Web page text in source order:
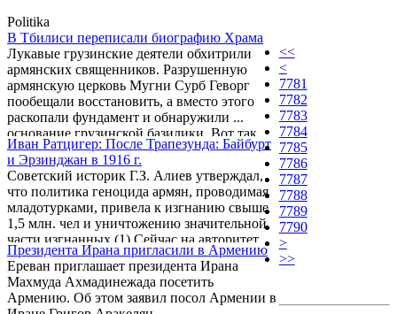
Politika
В Тбилиси переписали биографию Храма
Лукавые грузинские деятели обхитрили
армянских священников. Разрушенную
армянскую церковь Мугни Сурб Геворг
пообещали восстановить, а вместо этого
раскопали фундамент и обнаружили ...
основание грузинской базилики. Вот так
просто разрубил гордиев узел между
Армянской и Грузинской церквами один
тбилисский археолог. Хотя, судя по реакции
армян, скорее завязал новую полемику.
Иван Ратцигер: После Трапезунда: Байбурт
и Эрзинджан в 1916 г.
Советский историк Г.З. Алиев утверждал,
что политика геноцида армян, проводимая
младотурками, привела к изгнанию свыше
1,5 млн. чел и уничтожению значительной
части изгнанных.(1) Сейчас на авторитет
ученых старой школы не принято
ссылаться, как, впрочем, не особенно
принято и помнить о том, что произошло. А
как же иначе некоторые будут занимать
Президента Ирана пригласили в Армению
Ереван приглашает президента Ирана
Махмуда Ахмадинежада посетить
Армению. Об этом заявил посол Армении в
<<
<
7781
7782
7783
7784
7785
7786
7787
7788
7789
7790
>
>>